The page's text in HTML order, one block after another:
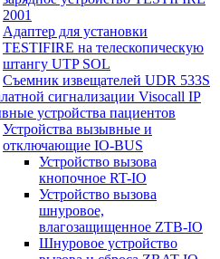
2001
Адаптер для установки
TESTIFIRE на телескопическую
штангу UTP SOL
Съемник извещателей UDR 533S
сигнализации Visocall IP
устройства пациентов
Устройства вызывные и
отключающие IO-BUS
Устройство вызова
кнопочное RT-IO
Устройство вызова
шнуровое,
влагозащищенное ZTB-IO
Шнуровое устройство